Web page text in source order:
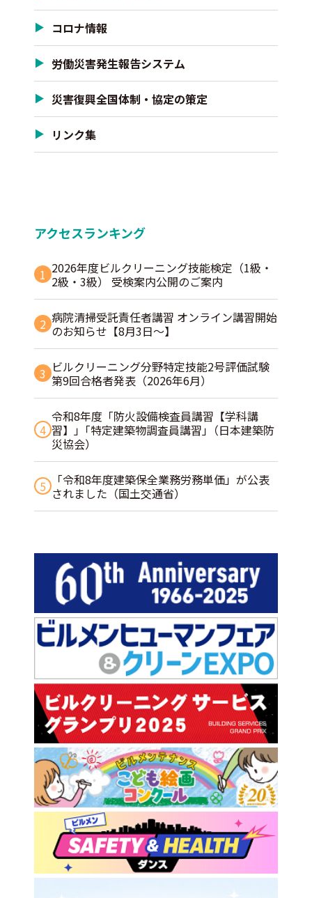
コロナ情報
労働災害発生報告システム
災害復興全国体制・協定の策定
リンク集
アクセスランキング
1 2026年度ビルクリーニング技能検定（1級・
2級・3級） 受検案内公開のご案内
2 病院清掃受託責任者講習 オンライン講習開始
のお知らせ【8月3日～】
3 ビルクリーニング分野特定技能2号評価試験
第9回合格者発表（2026年6月）
4
令和8年度「防火設備検査員講習【学科講
習】」｢特定建築物調査員講習｣（日本建築防
災協会）
5
「令和8年度建築保全業務労務単価」が公表
されました（国土交通省）